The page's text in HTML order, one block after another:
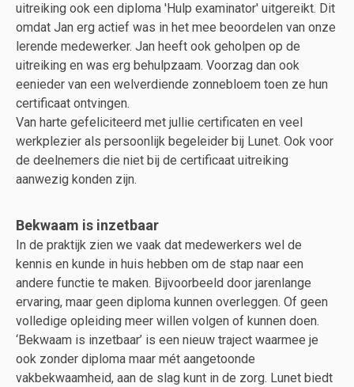
uitreiking ook een diploma 'Hulp examinator' uitgereikt. Dit
omdat Jan erg actief was in het mee beoordelen van onze
lerende medewerker. Jan heeft ook geholpen op de
uitreiking en was erg behulpzaam. Voorzag dan ook
eenieder van een welverdiende zonnebloem toen ze hun
certificaat ontvingen.
Van harte gefeliciteerd met jullie certificaten en veel
werkplezier als persoonlijk begeleider bij Lunet. Ook voor
de deelnemers die niet bij de certificaat uitreiking
aanwezig konden zijn.
Bekwaam is inzetbaar
In de praktijk zien we vaak dat medewerkers wel de
kennis en kunde in huis hebben om de stap naar een
andere functie te maken. Bijvoorbeeld door jarenlange
ervaring, maar geen diploma kunnen overleggen. Of geen
volledige opleiding meer willen volgen of kunnen doen.
‘Bekwaam is inzetbaar’ is een nieuw traject waarmee je
ook zonder diploma maar mét aangetoonde
vakbekwaamheid, aan de slag kunt in de zorg. Lunet biedt